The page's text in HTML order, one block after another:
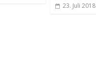
23. Juli 2018